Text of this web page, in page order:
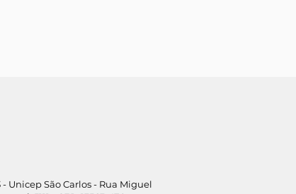
- Unicep São Carlos - Rua Miguel